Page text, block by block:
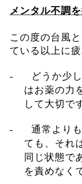
メンタル不調
この度の台風
ている以上に
- どうか少
はお薬の力
して大切で
-
通常より
ても、それ
同じ状態で
を責めなく